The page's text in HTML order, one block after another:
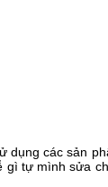
dụng các sản
gì tự mình sửa